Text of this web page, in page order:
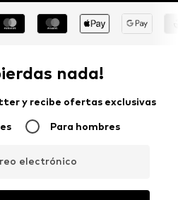
nada!
y recibe ofertas exclusivas
Para hombres
electrónico